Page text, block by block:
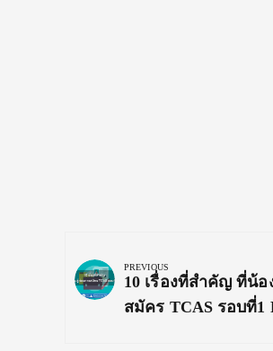
navigation
PREVIOUS
Previous
Post:
10 เรื่องที่สำคัญ ที่น้
สมัคร TCAS รอบที่1